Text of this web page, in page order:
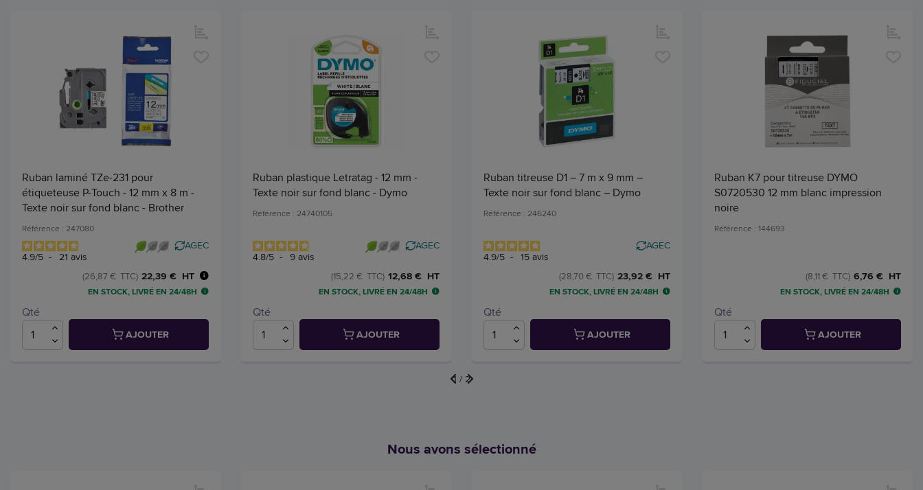
Ruban laminé TZe-231 pour
étiqueteuse P-Touch - 12 mm x 8 m -
Texte noir sur fond blanc - Brother
Référence : 247080
4.9/5 - 21 avis
AGEC
22,39 € HT
(26,87 € TTC)
EN STOCK, LIVRÉ EN 24/48H
Qté
AJOUTER
Ruban plastique Letratag - 12 mm -
Texte noir sur fond blanc - Dymo
Référence : 24740105
4.8/5 - 9 avis
AGEC
12,68 € HT
(15,22 € TTC)
EN STOCK, LIVRÉ EN 24/48H
Qté
AJOUTER
Ruban titreuse D1 – 7 m x 9 mm –
Texte noir sur fond blanc – Dymo
Référence : 246240
4.9/5 - 15 avis
AGEC
23,92 € HT
(28,70 € TTC)
EN STOCK, LIVRÉ EN 24/48H
Qté
AJOUTER
Ruban K7 pour titreuse DYMO
S0720530 12 mm blanc impression
noire
Référence : 144693
6,76 € HT
(8,11 € TTC)
EN STOCK, LIVRÉ EN 24/48H
Qté
AJOUTER
1 / 2
Nous avons sélectionné